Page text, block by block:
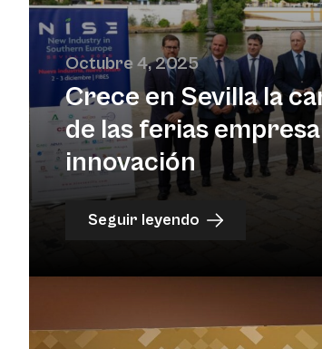
Octubre 4, 2025
Crece en Sevilla la
de las ferias
innovación
Seguir leyendo